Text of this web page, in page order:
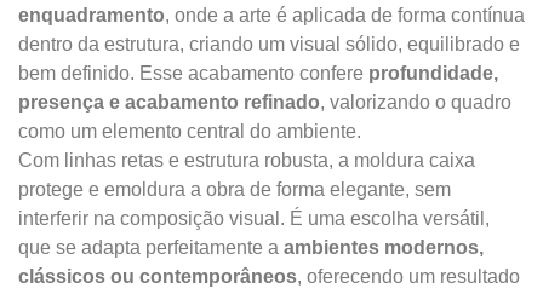
enquadramento, onde a arte é aplicada de forma contínua
dentro da estrutura, criando um visual sólido, equilibrado e
bem definido. Esse acabamento confere profundidade,
presença e acabamento refinado, valorizando o quadro
como um elemento central do ambiente.
Com linhas retas e estrutura robusta, a moldura caixa
protege e emoldura a obra de forma elegante, sem
interferir na composição visual. É uma escolha versátil,
que se adapta perfeitamente a ambientes modernos,
clássicos ou contemporâneos, oferecendo um resultado